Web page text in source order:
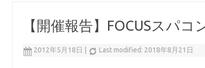
【開催報告】FOCUSスパ
2012年5月18日 Last modified: 2018年8月21日